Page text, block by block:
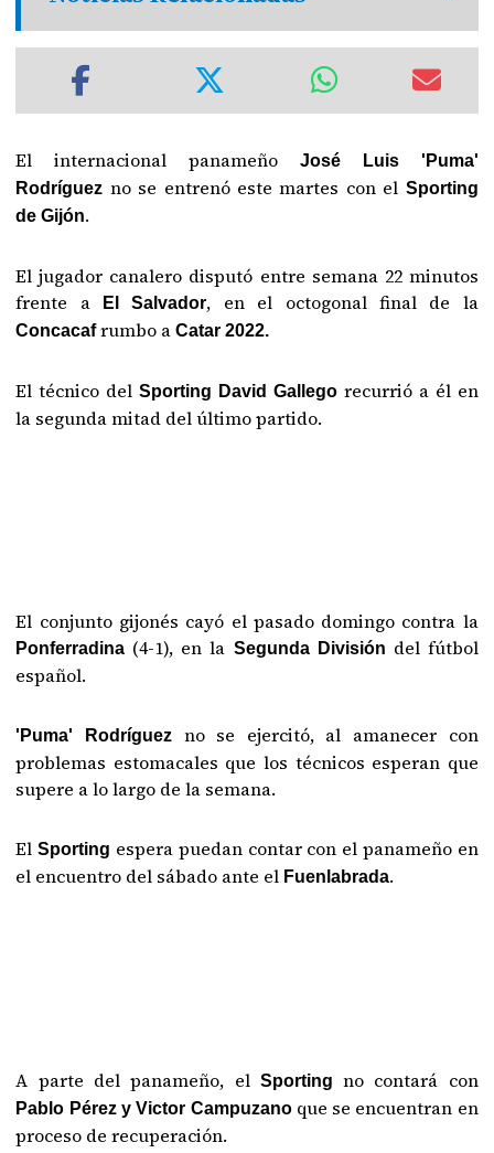
El internacional panameño
José Luis 'Puma'
Rodríguez no se entrenó este martes con el Sporting
de Gijón.
El jugador canalero disputó entre semana 22 minutos
frente a
El Salvador, en el octogonal final de la
Concacafrumbo aCatar 2022.
El técnico delSporting David Gallegorecurrió a él en
la segunda mitad del último partido.
El conjunto gijonés cayó el pasado domingo contra la
Ponferradina (4-1), en la Segunda División del fútbol
español.
'Puma' Rodríguezno se ejercitó, al amanecer con
problemas estomacales que los técnicos esperan que
supere a lo largo de la semana.
ElSporting espera puedan contar con el panameño en
el encuentro del sábado ante el Fuenlabrada.
A parte del panameño, el Sportingno contará con
Pablo Pérez y Victor Campuzanoque se encuentran en
proceso de recuperación.